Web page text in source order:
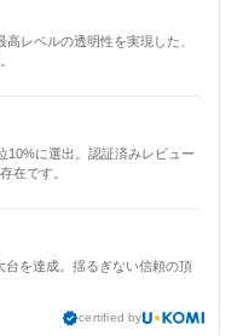
レベルの透明性を実現した、
10%に選出。認証済みレビュー
在です。
台を達成。揺るぎない信頼の頂
certified by